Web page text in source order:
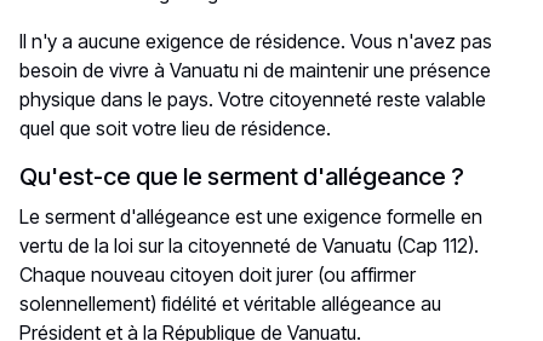
Il n'y a aucune exigence de résidence. Vous n'avez pas
besoin de vivre à Vanuatu ni de maintenir une présence
physique dans le pays. Votre citoyenneté reste valable
quel que soit votre lieu de résidence.
Qu'est-ce que le serment d'allégeance ?
Le serment d'allégeance est une exigence formelle en
vertu de la loi sur la citoyenneté de Vanuatu (Cap 112).
Chaque nouveau citoyen doit jurer (ou affirmer
solennellement) fidélité et véritable allégeance au
Président et à la République de Vanuatu.